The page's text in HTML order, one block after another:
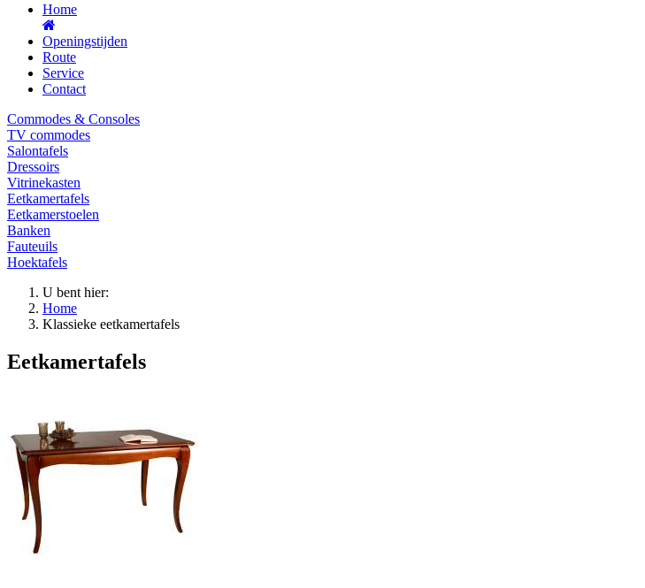
Home
Openingstijden
Route
Service
Contact
Commodes & Consoles
TV commodes
Salontafels
Dressoirs
Vitrinekasten
Eetkamertafels
Eetkamerstoelen
Banken
Fauteuils
Hoektafels
U bent hier:
Home
Klassieke eetkamertafels
Eetkamertafels